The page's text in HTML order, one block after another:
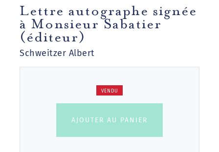
Lettre autographe signée
à Monsieur Sabatier
(éditeur)
Schweitzer Albert
VENDU
AJOUTER AU PANIER